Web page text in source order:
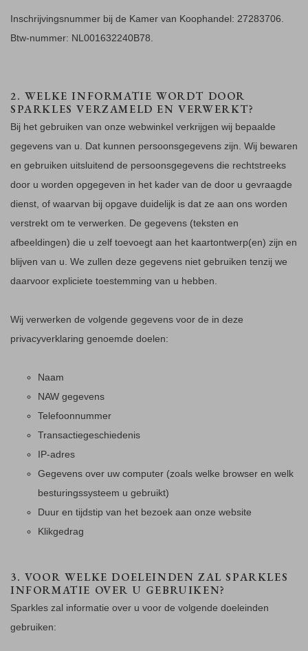
Inschrijvingsnummer bij de Kamer van Koophandel: 27283706.
Btw-nummer: NL001632240B78.
2. WELKE INFORMATIE WORDT DOOR
SPARKLES VERZAMELD EN VERWERKT?
Bij het gebruiken van onze webwinkel verkrijgen wij bepaalde
gegevens van u. Dat kunnen persoonsgegevens zijn. Wij bewaren
en gebruiken uitsluitend de persoonsgegevens die rechtstreeks
door u worden opgegeven in het kader van de door u gevraagde
dienst, of waarvan bij opgave duidelijk is dat ze aan ons worden
verstrekt om te verwerken. De gegevens (teksten en
afbeeldingen) die u zelf toevoegt aan het kaartontwerp(en) zijn en
blijven van u. We zullen deze gegevens niet gebruiken tenzij we
daarvoor expliciete toestemming van u hebben.
Wij verwerken de volgende gegevens voor de in deze
privacyverklaring genoemde doelen:
Naam
NAW gegevens
Telefoonnummer
Transactiegeschiedenis
IP-adres
Gegevens over uw computer (zoals welke browser en welk
besturingssysteem u gebruikt)
Duur en tijdstip van het bezoek aan onze website
Klikgedrag
3. VOOR WELKE DOELEINDEN ZAL SPARKLES
INFORMATIE OVER U GEBRUIKEN?
Sparkles zal informatie over u voor de volgende doeleinden
gebruiken: